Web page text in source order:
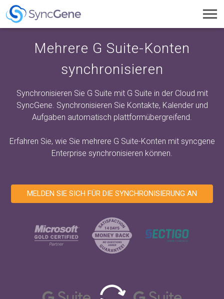
Mehrere G Suite-Konten
synchronisieren
Synchronisieren Sie G Suite mit G Suite in der Cloud mit
SyncGene. Synchronisieren Sie Kontakte, Kalender und
Aufgaben automatisch plattformübergreifend.
Erfahren Sie, wie Sie mehrere G Suite-Konten mit syncgene
Enterprise synchronisieren können.
MELDEN SIE SICH FÜR DIE SYNCHRONISIERUNG AN